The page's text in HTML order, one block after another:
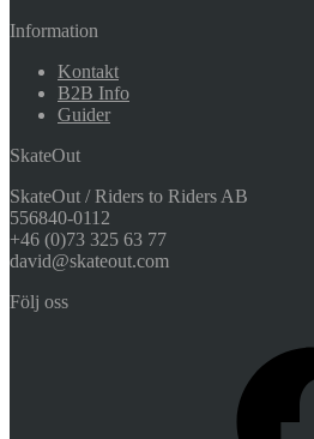
Information
Kontakt
B2B Info
Guider
SkateOut
SkateOut / Riders to Riders AB
556840-0112
+46 (0)73 325 63 77
david@skateout.com
Följ oss